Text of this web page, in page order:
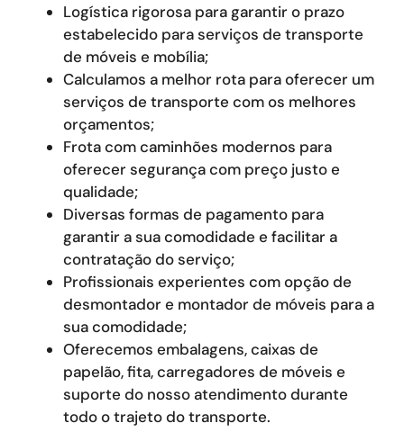
Logística rigorosa para garantir o prazo
estabelecido para serviços de transporte
de móveis e mobília;
Calculamos a melhor rota para oferecer um
serviços de transporte com os melhores
orçamentos;
Frota com caminhões modernos para
oferecer segurança com preço justo e
qualidade;
Diversas formas de pagamento para
garantir a sua comodidade e facilitar a
contratação do serviço;
Profissionais experientes com opção de
desmontador e montador de móveis para a
sua comodidade;
Oferecemos embalagens, caixas de
papelão, fita, carregadores de móveis e
suporte do nosso atendimento durante
todo o trajeto do transporte.